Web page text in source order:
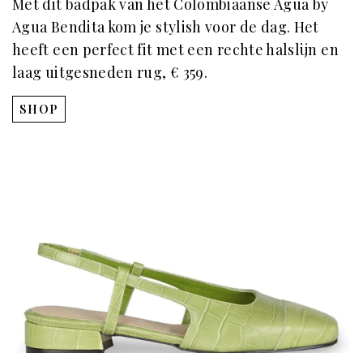
Agua Bendita kom je stylish voor de dag. Het
heeft een perfect fit met een rechte halslijn en
laag uitgesneden rug, € 359.
SHOP